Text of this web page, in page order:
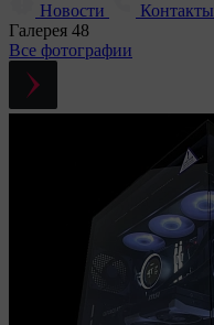
Новости Контакты
Галерея 48
Все фотографии